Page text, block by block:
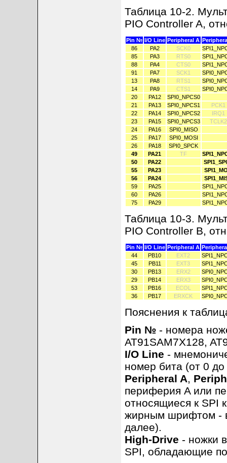
Таблица 10-2.
PIO Controller A,
Pin № I/O Line Peripheral A
86
PA2 SCK0
85
PA3 RTS0
88
PA4 CTS0
91
PA7 SCK1
13
PA8 RTS1
14
PA9 CTS1
20
PA12
SPI0_NPCS0
21
PA13 SPI0_NPCS1
PCK1
22
PA14 SPI0_NPCS2
IRQ1
23
PA15 SPI0_NPCS3
TCLK2
24
PA16
SPI0_MISO
25
PA17
SPI0_MOSI
26
PA18
SPI0_SPCK
49
PA21 TF
50
PA22
55
PA23
56
PA24
59
PA25
60
PA26
75
PA29
Таблица 10-3.
PIO Controller B,
Pin № I/O Line Peripheral A
44
PB10 EXT2
45
PB11 EXT3
30
PB13 ERX2
29
PB14 ERX3
53
PB16 ECOL
36
PB17 ERXCK
Пояснения к
Pin №- номера
AT91SAM7X128,
I/O Line -
номер бита (от 0
Peripheral A,
периферия A или
относящиеся к SPI
жирным шрифтом -
далее).
High-Drive - ножки
SPI, обладающие